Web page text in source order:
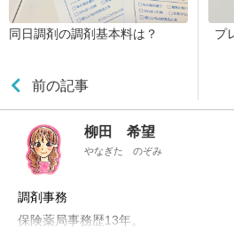
同日調剤の調剤基本料は？
前の記事
プ
柳田 希望
やなぎた のぞみ
調剤事務
保険薬局事務歴13年。